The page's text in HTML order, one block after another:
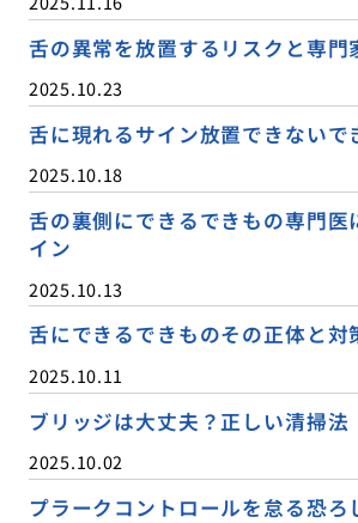
舌の異常を放置するリスクと専門
2025.10.23
舌に現れるサイン放置できないで
2025.10.18
舌の裏側にできるできもの専門医
イン
2025.10.13
舌にできるできものその正体と対
2025.10.11
ブリッジは大丈夫？正しい清掃法
2025.10.02
プラークコントロールを怠る恐ろ